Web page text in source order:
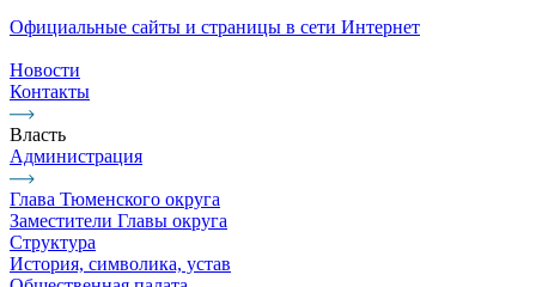
Официальные сайты и страницы в сети Интернет
Новости
Контакты
Власть
Администрация
Глава Тюменского округа
Заместители Главы округа
Структура
История, символика, устав